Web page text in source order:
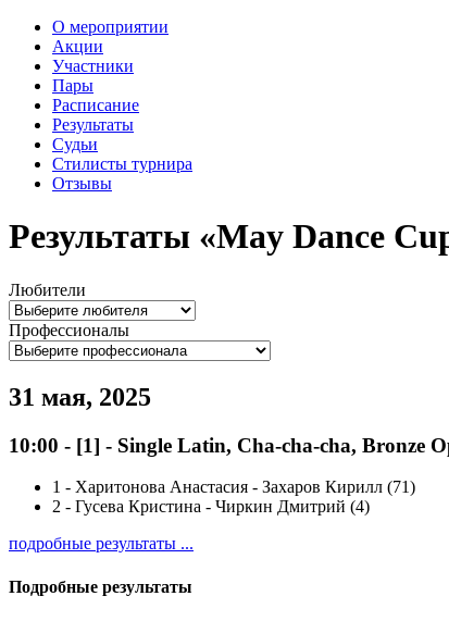
О мероприятии
Акции
Участники
Пары
Расписание
Результаты
Судьи
Стилисты турнира
Отзывы
Результаты «May Dance
Любители
Профессионалы
31 мая, 2025
10:00 - [1] - Single Latin, Cha-cha-cha, Bronze
1 - Харитонова Анастасия - Захаров Кирилл (71)
2 - Гусева Кристина - Чиркин Дмитрий (4)
подробные результаты ...
Подробные результаты